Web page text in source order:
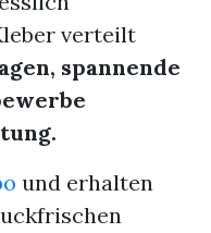
verteilt
spannende
und erhalten